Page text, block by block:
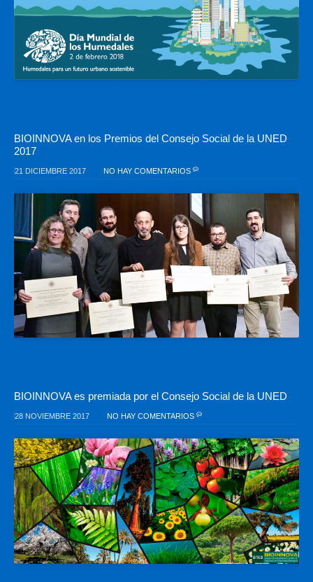
BIOINNOVA en los Premios del Consejo Social de la UNED
2017
21 DICIEMBRE 2017 NO HAY COMENTARIOS
BIOINNOVA es premiada por el Consejo Social de la UNED
28 NOVIEMBRE 2017 NO HAY COMENTARIOS